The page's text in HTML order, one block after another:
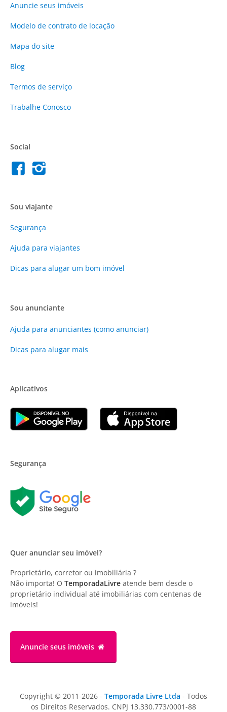
Anuncie seus imóveis
Modelo de contrato de locação
Mapa do site
Blog
Termos de serviço
Trabalhe Conosco
Social
Sou viajante
Segurança
Ajuda para viajantes
Dicas para alugar um bom imóvel
Sou anunciante
Ajuda para anunciantes (como anunciar)
Dicas para alugar mais
Aplicativos
Segurança
Quer anunciar seu imóvel?
Proprietário, corretor ou imobiliária ?
Não importa! O TemporadaLivre atende bem desde o
proprietário individual até imobiliárias com centenas de
imóveis!
Anuncie seus imóveis
Copyright © 2011-2026 - Temporada Livre Ltda - Todos
os Direitos Reservados. CNPJ 13.330.773/0001-88